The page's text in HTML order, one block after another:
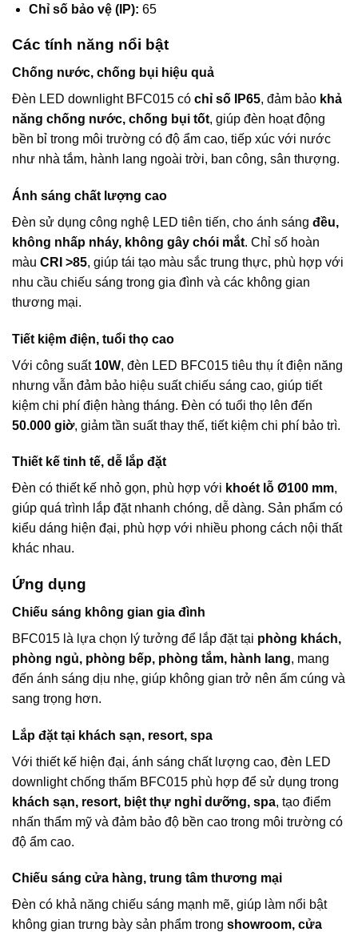
Chỉ số bảo vệ (IP): 65
Các tính năng nổi bật
Chống nước, chống bụi hiệu quả
Đèn LED downlight BFC015 có chỉ số IP65, đảm bảo khả
năng chống nước, chống bụi tốt, giúp đèn hoạt động
bền bỉ trong môi trường có độ ẩm cao, tiếp xúc với nước
như nhà tắm, hành lang ngoài trời, ban công, sân thượng.
Ánh sáng chất lượng cao
Đèn sử dụng công nghệ LED tiên tiến, cho ánh sáng đều,
không nhấp nháy, không gây chói mắt. Chỉ số hoàn
màu CRI >85, giúp tái tạo màu sắc trung thực, phù hợp với
nhu cầu chiếu sáng trong gia đình và các không gian
thương mại.
Tiết kiệm điện, tuổi thọ cao
Với công suất 10W, đèn LED BFC015 tiêu thụ ít điện năng
nhưng vẫn đảm bảo hiệu suất chiếu sáng cao, giúp tiết
kiệm chi phí điện hàng tháng. Đèn có tuổi thọ lên đến
50.000 giờ, giảm tần suất thay thế, tiết kiệm chi phí bảo trì.
Thiết kế tinh tế, dễ lắp đặt
Đèn có thiết kế nhỏ gọn, phù hợp với khoét lỗ Ø100 mm,
giúp quá trình lắp đặt nhanh chóng, dễ dàng. Sản phẩm có
kiểu dáng hiện đại, phù hợp với nhiều phong cách nội thất
khác nhau.
Ứng dụng
Chiếu sáng không gian gia đình
BFC015 là lựa chọn lý tưởng để lắp đặt tại phòng khách,
phòng ngủ, phòng bếp, phòng tắm, hành lang, mang
đến ánh sáng dịu nhẹ, giúp không gian trở nên ấm cúng và
sang trọng hơn.
Lắp đặt tại khách sạn, resort, spa
Với thiết kế hiện đại, ánh sáng chất lượng cao, đèn LED
downlight chống thấm BFC015 phù hợp để sử dụng trong
khách sạn, resort, biệt thự nghỉ dưỡng, spa, tạo điểm
nhấn thẩm mỹ và đảm bảo độ bền cao trong môi trường có
độ ẩm cao.
Chiếu sáng cửa hàng, trung tâm thương mại
Đèn có khả năng chiếu sáng mạnh mẽ, giúp làm nổi bật
không gian trưng bày sản phẩm trong showroom, cửa